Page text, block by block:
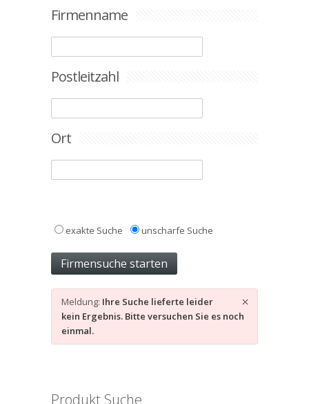
Firmenname
Postleitzahl
Ort
exakte Suche unscharfe Suche
Meldung: Ihre Suche lieferte leider
kein Ergebnis. Bitte versuchen Sie es noch
einmal.
Produkt Suche